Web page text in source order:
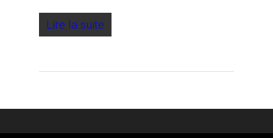
Lire la suite